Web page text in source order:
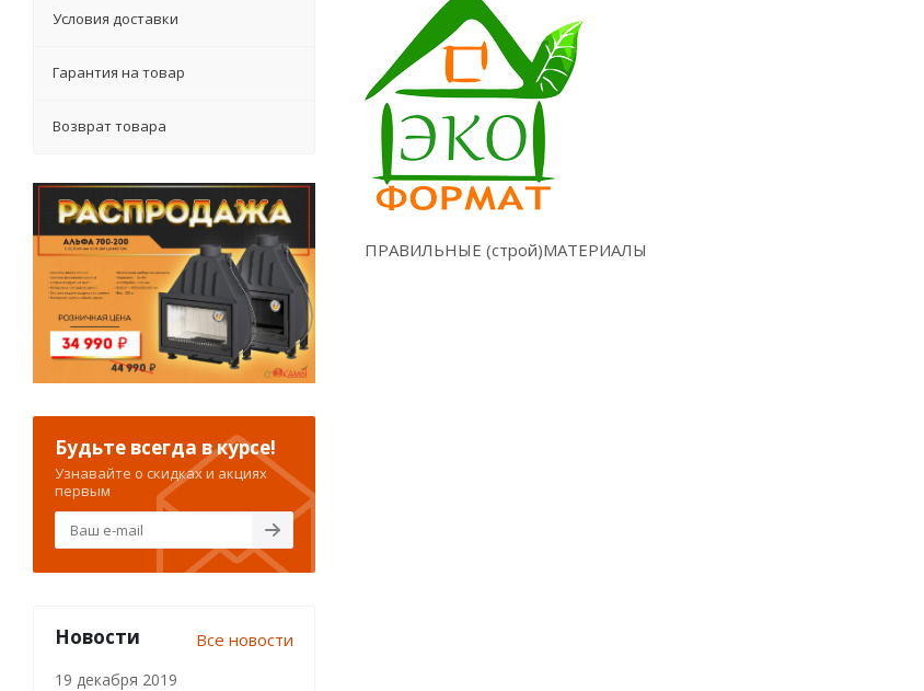
ПРАВИЛЬНЫЕ (строй)МАТЕРИАЛЫ
Условия доставки
Гарантия на товар
Возврат товара
Будьте всегда в курсе!
Узнавайте о скидках и акциях
первым
Новости Все новости
19 декабря 2019